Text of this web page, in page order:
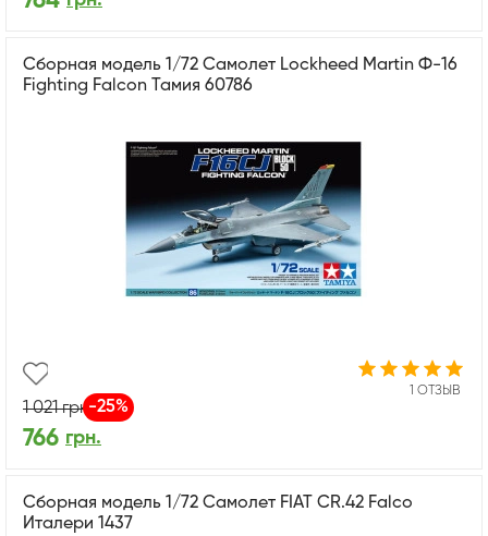
Сборная модель 1/72 Самолет Lockheed Martin Ф-16
Fighting Falcon Тамия 60786
1 ОТЗЫВ
1 021грн.-25%
766 грн.
Cборная модель 1/72 Самолет FIAT CR.42 Falco
Италери 1437